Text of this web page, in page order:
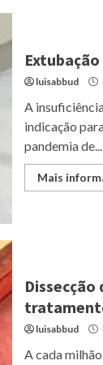
luisabbud
A
indicação
pandemia de...
Mais
luisabbud
A cada